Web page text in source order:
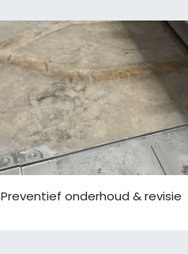
Preventief onderhoud & revisie